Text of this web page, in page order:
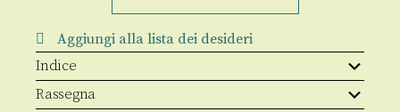
Angelita
su
Giovanni
Battista
Sidoti
quantità
Aggiungi alla lista dei desideri
Indice
Rassegna